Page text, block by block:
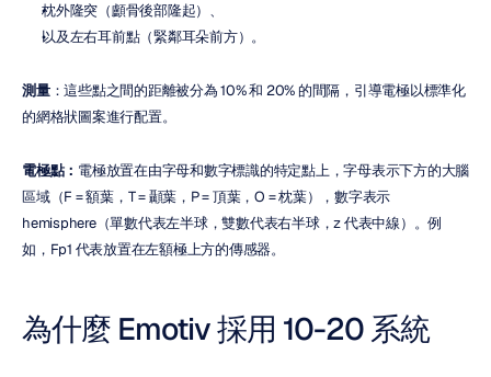
枕外隆突（顱骨後部隆起）、
以及左右耳前點（緊鄰耳朵前方）。
測量：這些點之間的距離被分為 10% 和 20% 的間隔，引導電極以標準化
的網格狀圖案進行配置。
電極點： 電極放置在由字母和數字標識的特定點上，字母表示下方的大腦
區域（F = 額葉，T = 顳葉，P = 頂葉，O = 枕葉），數字表示
hemisphere（單數代表左半球，雙數代表右半球，z 代表中線）。例
如，Fp1 代表放置在左額極上方的傳感器。
為什麼 Emotiv 採用 10-20 系統